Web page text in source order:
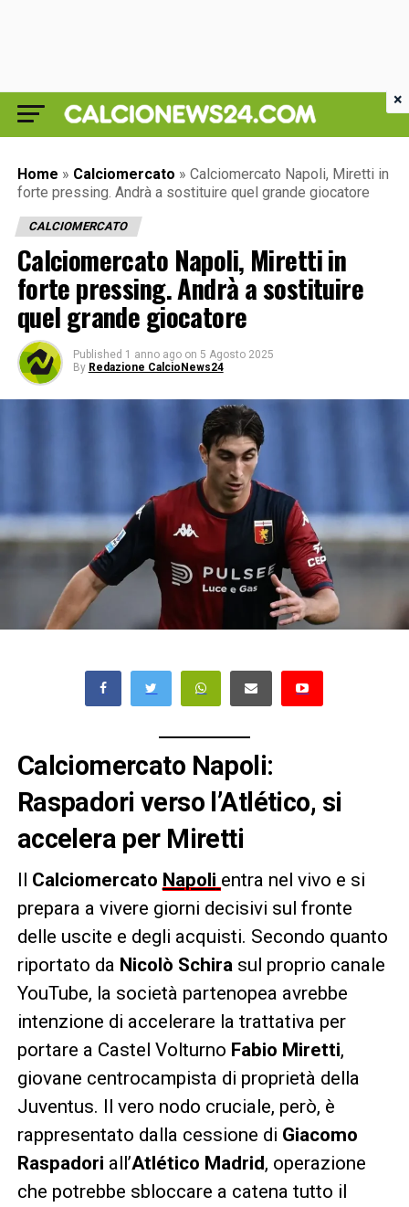
Home » Calciomercato » Calciomercato Napoli, Miretti in
forte pressing. Andrà a sostituire quel grande giocatore
CALCIOMERCATO
Calciomercato Napoli, Miretti in
forte pressing. Andrà a sostituire
quel grande giocatore
Published 1 anno ago on 5 Agosto 2025
By Redazione CalcioNews24
Calciomercato Napoli:
Raspadori verso l’Atlético, si
accelera per Miretti
Il Calciomercato Napoli entra nel vivo e si
prepara a vivere giorni decisivi sul fronte
delle uscite e degli acquisti. Secondo quanto
riportato da Nicolò Schira sul proprio canale
YouTube, la società partenopea avrebbe
intenzione di accelerare la trattativa per
portare a Castel Volturno Fabio Miretti,
giovane centrocampista di proprietà della
Juventus. Il vero nodo cruciale, però, è
rappresentato dalla cessione di Giacomo
Raspadori all’Atlético Madrid, operazione
che potrebbe sbloccare a catena tutto il
×